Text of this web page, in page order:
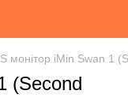
монітор iMin Swan 1
(Second